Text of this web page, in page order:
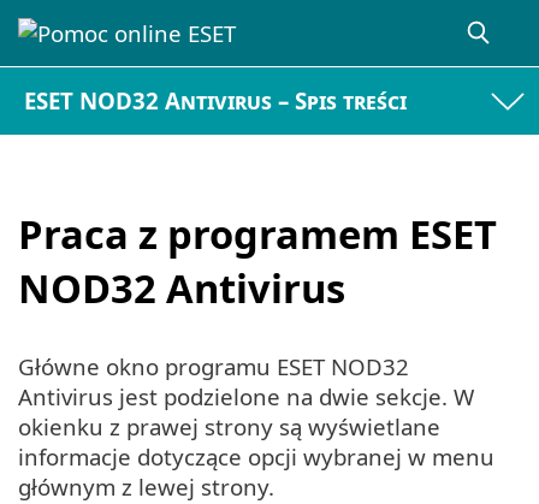
ESET NOD32 Antivirus – Spis treści
Praca z programem ESET
NOD32 Antivirus
Główne okno programu ESET NOD32
Antivirus jest podzielone na dwie sekcje. W
okienku z prawej strony są wyświetlane
informacje dotyczące opcji wybranej w menu
głównym z lewej strony.